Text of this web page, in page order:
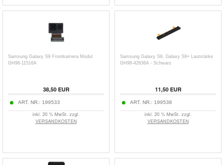
Samsung Galaxy S9 Frontkamera Modul
GH96-11516A
38,50EUR
ART. NR.: 199533
inkl. 20 % MwSt. zzgl.
VERSANDKOSTEN
Samsung Galaxy S9, Galaxy S9+ Lautstärke
GH98-42636A - Schwarz
11,50EUR
ART. NR.: 199538
inkl. 20 % MwSt. zzgl.
VERSANDKOSTEN